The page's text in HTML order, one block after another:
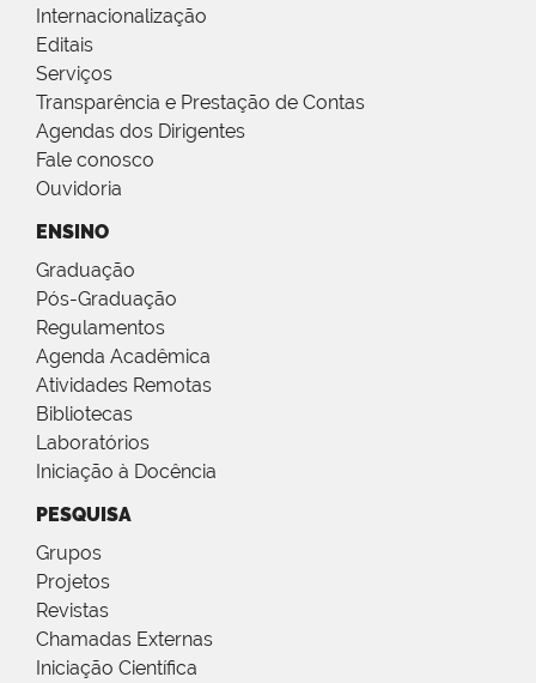
Internacionalização
Editais
Serviços
Transparência e Prestação de Contas
Agendas dos Dirigentes
Fale conosco
Ouvidoria
ENSINO
Graduação
Pós-Graduação
Regulamentos
Agenda Acadêmica
Atividades Remotas
Bibliotecas
Laboratórios
Iniciação à Docência
PESQUISA
Grupos
Projetos
Revistas
Chamadas Externas
Iniciação Científica